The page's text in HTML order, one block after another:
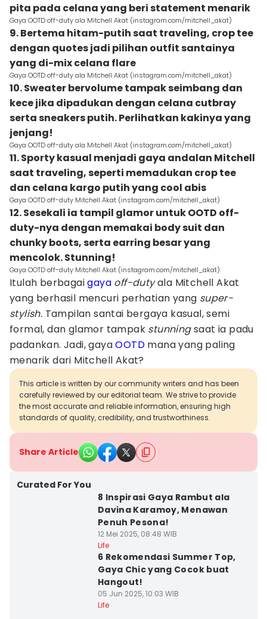
pita pada celana yang beri statement menarik
Gaya OOTD off-duty ala Mitchell Akat (instagram.com/mitchell_akat)
9. Bertema hitam-putih saat traveling, crop tee
dengan quotes jadi pilihan outfit santainya
yang di-mix celana flare
Gaya OOTD off-duty ala Mitchell Akat (instagram.com/mitchell_akat)
10. Sweater bervolume tampak seimbang dan
kece jika dipadukan dengan celana cutbray
serta sneakers putih. Perlihatkan kakinya yang
jenjang!
Gaya OOTD off-duty ala Mitchell Akat (instagram.com/mitchell_akat)
11. Sporty kasual menjadi gaya andalan Mitchell
saat traveling, seperti memadukan crop tee
dan celana kargo putih yang cool abis
Gaya OOTD off-duty Mitchell Akat (instagram.com/mitchell_akat)
12. Sesekali ia tampil glamor untuk OOTD off-
duty-nya dengan memakai body suit dan
chunky boots, serta earring besar yang
mencolok. Stunning!
Gaya OOTD off-duty Mitchell Akat (instagram.com/mitchell_akat)
Itulah berbagaigaya off-dutyala Mitchell Akat
yang berhasil mencuri perhatian yang super-
stylish. Tampilan santai bergaya kasual, semi
formal, dan glamor tampak stunningsaat ia padu
padankan. Jadi, gayaOOTD mana yang paling
menarik dari Mitchell Akat?
This article is written by our community writers and has been
carefully reviewed by our editorial team. We strive to provide
the most accurate and reliable information, ensuring high
standards of quality, credibility, and trustworthiness.
Share Article
Curated For You
8 Inspirasi Gaya Rambut ala
Davina Karamoy, Menawan
Penuh Pesona!
12 Mei 2025, 08:48 WIB
Life
6 Rekomendasi Summer Top,
Gaya Chic yang Cocok buat
Hangout!
05 Jun 2025, 10:03 WIB
Life